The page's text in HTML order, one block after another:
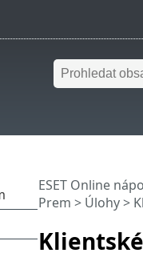
ESET Online
Prem > Úlohy>